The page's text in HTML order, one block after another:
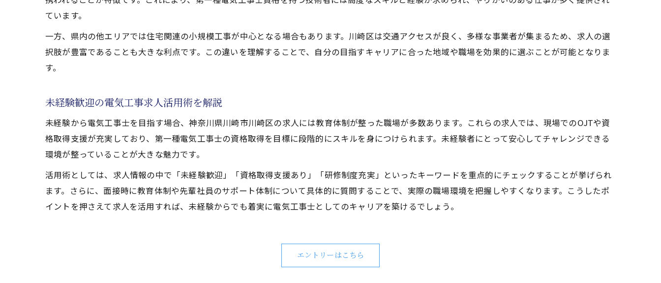
ています。
一方、県内の他エリアでは住宅関連の小規模工事が中心となる場合もあります。川崎区は交通アクセスが良く、多様な事業者が集まるため、求人の選
択肢が豊富であることも大きな利点です。この違いを理解することで、自分の目指すキャリアに合った地域や職場を効果的に選ぶことが可能となりま
す。
未経験歓迎の電気工事求人活用術を解説
未経験から電気工事士を目指す場合、神奈川県川崎市川崎区の求人には教育体制が整った職場が多数あります。これらの求人では、現場でのOJTや資
格取得支援が充実しており、第一種電気工事士の資格取得を目標に段階的にスキルを身につけられます。未経験者にとって安心してチャレンジできる
環境が整っていることが大きな魅力です。
活用術としては、求人情報の中で「未経験歓迎」「資格取得支援あり」「研修制度充実」といったキーワードを重点的にチェックすることが挙げられ
ます。さらに、面接時に教育体制や先輩社員のサポート体制について具体的に質問することで、実際の職場環境を把握しやすくなります。こうしたポ
イントを押さえて求人を活用すれば、未経験からでも着実に電気工事士としてのキャリアを築けるでしょう。
エントリーはこちら